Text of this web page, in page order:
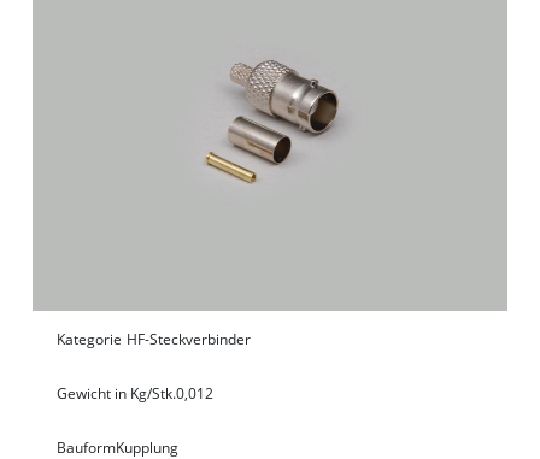
Kategorie HF-Steckverbinder
Gewicht in Kg/Stk.0,012
BauformKupplung